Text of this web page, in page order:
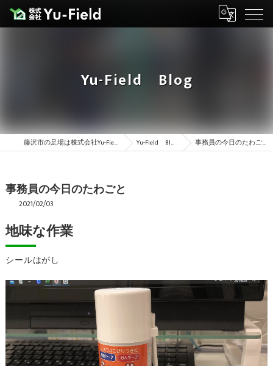
Yu-Field Blog
藤沢市の足場は株式会社Yu-Field Yu-Field Blog 事務員の今日のたわごと
事務員の今日のたわごと
2021/02/03
シールはがし
地味な作業